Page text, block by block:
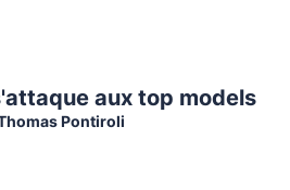
aux top models
Pontiroli